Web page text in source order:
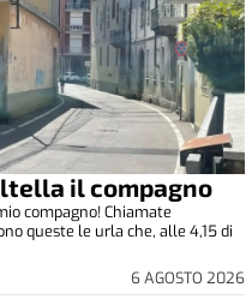
il compagno
6 AGOSTO 2026
compagno! Chiamate
queste le urla che, alle 4,15 di